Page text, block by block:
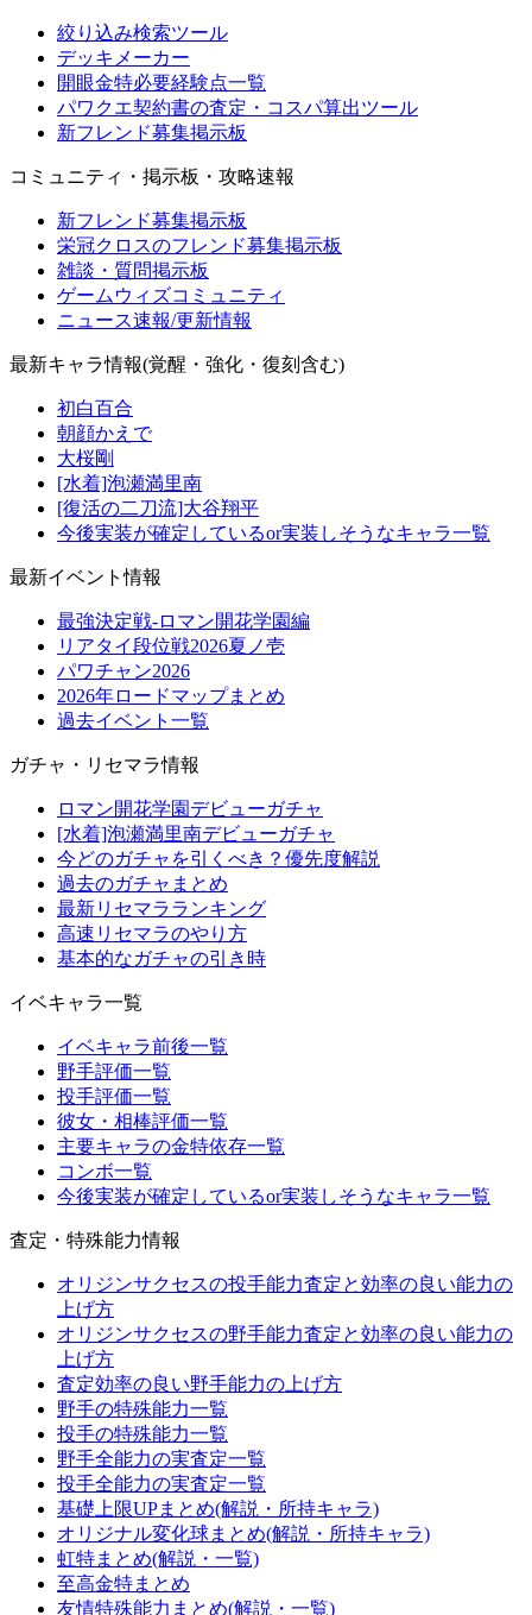
絞り込み検索ツール
デッキメーカー
開眼金特必要経験点一覧
パワクエ契約書の査定・コスパ算出ツール
新フレンド募集掲示板
コミュニティ・掲示板・攻略速報
新フレンド募集掲示板
栄冠クロスのフレンド募集掲示板
雑談・質問掲示板
ゲームウィズコミュニティ
ニュース速報/更新情報
最新キャラ情報(覚醒・強化・復刻含む)
初白百合
朝顔かえで
大桜剛
[水着]泡瀬満里南
[復活の二刀流]大谷翔平
今後実装が確定しているor実装しそうなキャラ一覧
最新イベント情報
最強決定戦-ロマン開花学園編
リアタイ段位戦2026夏ノ壱
パワチャン2026
2026年ロードマップまとめ
過去イベント一覧
ガチャ・リセマラ情報
ロマン開花学園デビューガチャ
[水着]泡瀬満里南デビューガチャ
今どのガチャを引くべき？優先度解説
過去のガチャまとめ
最新リセマラランキング
高速リセマラのやり方
基本的なガチャの引き時
イベキャラ一覧
イベキャラ前後一覧
野手評価一覧
投手評価一覧
彼女・相棒評価一覧
主要キャラの金特依存一覧
コンボ一覧
今後実装が確定しているor実装しそうなキャラ一覧
査定・特殊能力情報
オリジンサクセスの投手能力査定と効率の良い能力の
上げ方
オリジンサクセスの野手能力査定と効率の良い能力の
上げ方
査定効率の良い野手能力の上げ方
野手の特殊能力一覧
投手の特殊能力一覧
野手全能力の実査定一覧
投手全能力の実査定一覧
基礎上限UPまとめ(解説・所持キャラ)
オリジナル変化球まとめ(解説・所持キャラ)
虹特まとめ(解説・一覧)
至高金特まとめ
友情特殊能力まとめ(解説・一覧)